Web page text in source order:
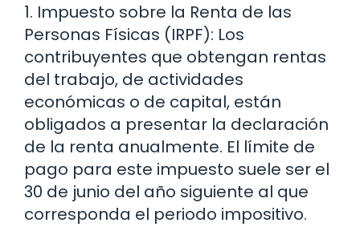
1. Impuesto sobre la Renta de las
Personas Físicas (IRPF): Los
contribuyentes que obtengan rentas
del trabajo, de actividades
económicas o de capital, están
obligados a presentar la declaración
de la renta anualmente. El límite de
pago para este impuesto suele ser el
30 de junio del año siguiente al que
corresponda el periodo impositivo.